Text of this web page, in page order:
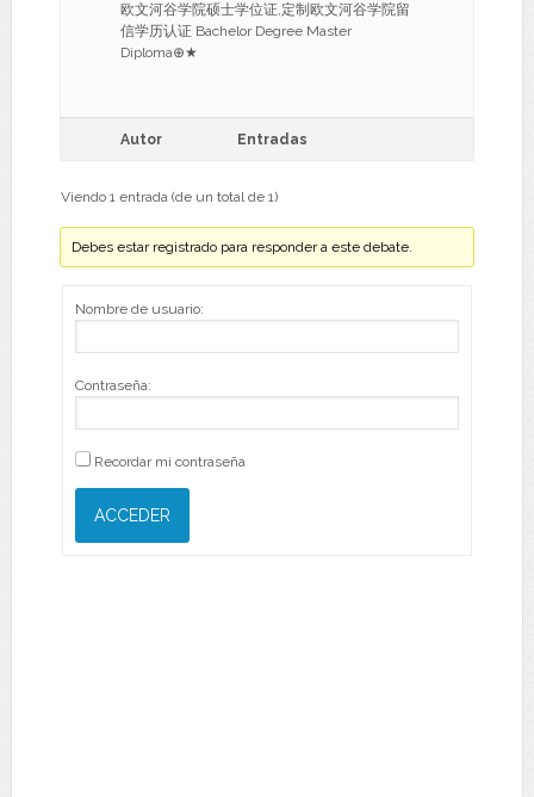
欧文河谷学院硕士学位证,定制欧文河谷学院留
信学历认证 Bachelor Degree Master
Diploma⊕★
Autor Entradas
Viendo 1 entrada (de un total de 1)
Debes estar registrado para responder a este debate.
Nombre de usuario:
Contraseña:
Recordar mi contraseña
ACCEDER